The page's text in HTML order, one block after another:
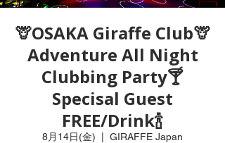
🦒OSAKA Giraffe Club🦒
Adventure All Night
Clubbing Party🍸
Specisal Guest
FREE/Drink🍾
8月14日(金) GIRAFFE Japan